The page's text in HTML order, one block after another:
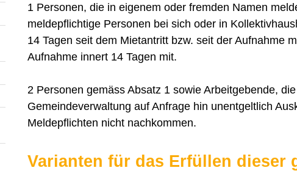
1 Personen, die in eigenem oder fremden Namen
meldepflichtige Personen bei sich oder in
14 Tagen seit dem Mietantritt bzw. seit der Aufnahme
Aufnahme innert 14 Tagen mit.
2 Personen gemäss Absatz 1 sowie Arbeitgebende,
Gemeindeverwaltung auf Anfrage hin unentgeltlich
Meldepflichten nicht nachkommen.
Varianten für das Erfüllen dieser